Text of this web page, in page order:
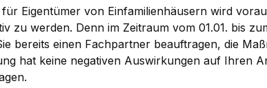
Eigentümer von Einfamilienhäusern wird
zu werden. Denn im Zeitraum vom 01.01. bis
bereits einen Fachpartner beauftragen, die
hat keine negativen Auswirkungen auf Ihren